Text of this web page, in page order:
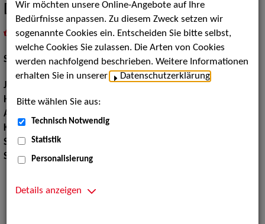
David Krzysteczko
als PDF speichern
inMeine Merklistelegen
Schauspiel:Bühne
Jahrgang:
Haarfarbe:dunkelbraun
Augenfarbe:
Körpergröße:
Stimmlage:Bariton
Sprachen:Englisch, Deutsch, Polnisch
Wir möchten unsere Online-Angebote auf Ihre
Bedürfnisse anpassen. Zu diesem Zweck setzen wir
sogenannte Cookies ein. Entscheiden Sie bitte selbst,
welche Cookies Sie zulassen. Die Arten von Cookies
werden nachfolgend beschrieben. Weitere Informationen
erhalten Sie in unserer
Datenschutzerklärung
Bitte wählen Sie aus:
Technisch Notwendig
Statistik
Personalisierung
Details anzeigen